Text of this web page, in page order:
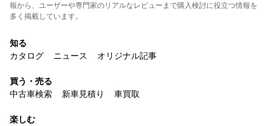
報から、ユーザーや専門家のリアルなレビューまで購入検討に役立つ情報を
多く掲載しています。
知る
カタログ
ニュース オリジナル記事
買う・売る
中古車検索
新車見積り 車買取
楽しむ